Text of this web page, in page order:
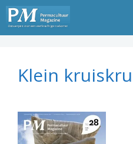
Ga
naar
de
Klein